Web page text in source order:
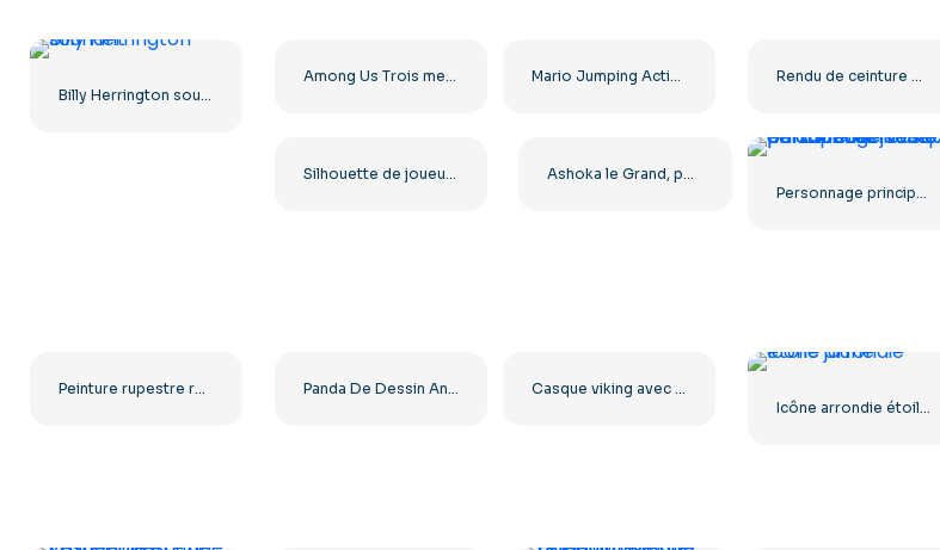
Billy Herrington souriant
Among Us Trois membres d'équipage Rouge Jaune Violet Figurines complètes PNG gratuites Mario Jumping Action Pose Personnage PNG gratuit Rendu de ceinture Awa pour la lutte féminine – Téléchargement PNG gratuit
Silhouette de joueur de football américain sprintant PNG gratuit
Ashoka le Grand, portrait royal complet, PNG gratuit
Personnage principal de Roblox portant une veste en cuir et un casque de chantier jaune
Peinture rupestre représentant un mammouth chassant un humain (PNG gratuit) Panda De Dessin Animé Mignon Assis
Casque viking avec cornes, illustration de dessin animé, PNG gratuit
Icône arrondie étoile jaune